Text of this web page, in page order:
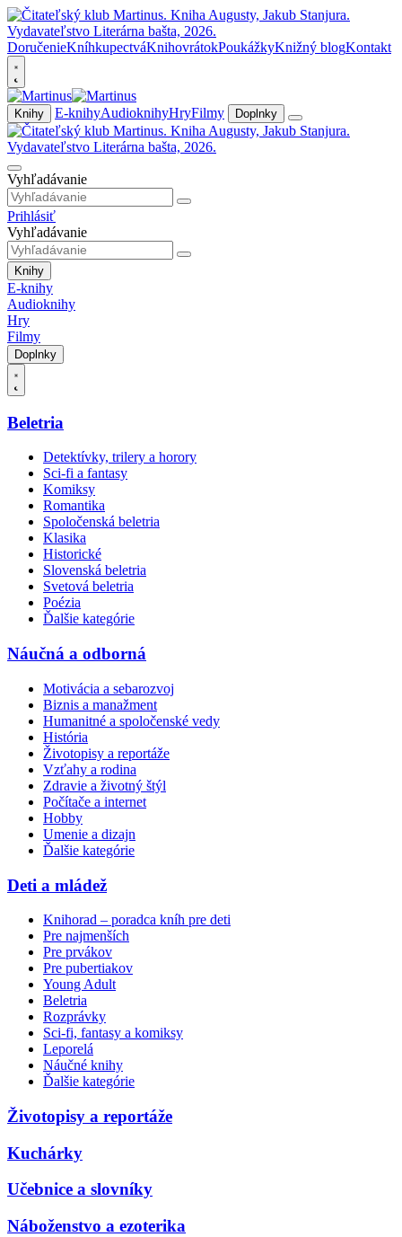
DoručenieKníhkupectváKnihovrátokPoukážkyKnižný blogKontakt
Knihy E-knihyAudioknihyHryFilmy Doplnky
Vyhľadávanie
Prihlásiť
Vyhľadávanie
Knihy
E-knihy
Audioknihy
Hry
Filmy
Doplnky
Beletria
Detektívky, trilery a horory
Sci-fi a fantasy
Komiksy
Romantika
Spoločenská beletria
Klasika
Historické
Slovenská beletria
Svetová beletria
Poézia
Ďalšie kategórie
Náučná a odborná
Motivácia a sebarozvoj
Biznis a manažment
Humanitné a spoločenské vedy
História
Životopisy a reportáže
Vzťahy a rodina
Zdravie a životný štýl
Počítače a internet
Hobby
Umenie a dizajn
Ďalšie kategórie
Deti a mládež
Knihorad – poradca kníh pre deti
Pre najmenších
Pre prvákov
Pre pubertiakov
Young Adult
Beletria
Rozprávky
Sci-fi, fantasy a komiksy
Leporelá
Náučné knihy
Ďalšie kategórie
Životopisy a reportáže
Kuchárky
Učebnice a slovníky
Náboženstvo a ezoterika